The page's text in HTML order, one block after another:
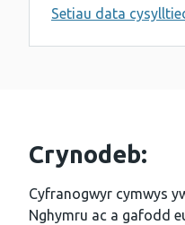
Setiau data
Crynodeb:
Cyfranogwyr cymwys
Nghymru ac a gafodd